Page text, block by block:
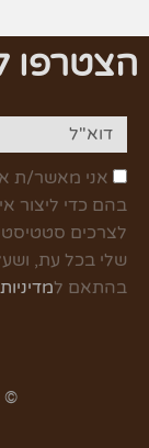
הצטרפו
אני מאשר/ת
בהם כדי ליצור
לצרכים
שלי בכל עת,
בהתאם ל
©